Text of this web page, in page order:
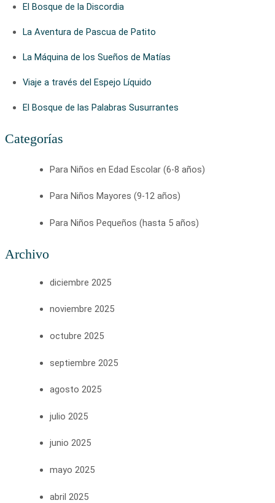
El Bosque de la Discordia
La Aventura de Pascua de Patito
La Máquina de los Sueños de Matías
Viaje a través del Espejo Líquido
El Bosque de las Palabras Susurrantes
Categorías
Para Niños en Edad Escolar (6-8 años)
Para Niños Mayores (9-12 años)
Para Niños Pequeños (hasta 5 años)
Archivo
diciembre 2025
noviembre 2025
octubre 2025
septiembre 2025
agosto 2025
julio 2025
junio 2025
mayo 2025
abril 2025